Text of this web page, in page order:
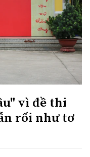
vì đề thi
rối như tơ